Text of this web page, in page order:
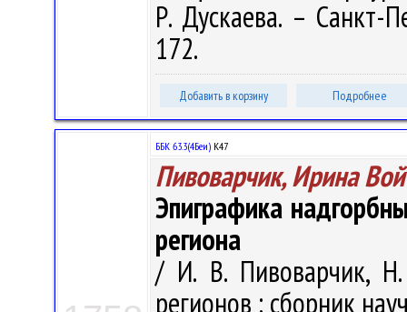
Р. Дускаева. – Санкт-
172.
Добавить в корзину Подробнее
ББК 63.3(4Беи) К47
Пивоварчик, Ирина
Эпиграфика
региона
/ И. В. Пивоварчик,
регионов : сборник